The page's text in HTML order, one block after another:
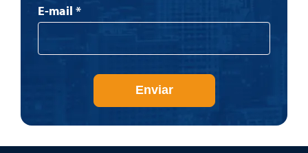
E-mail *
Enviar